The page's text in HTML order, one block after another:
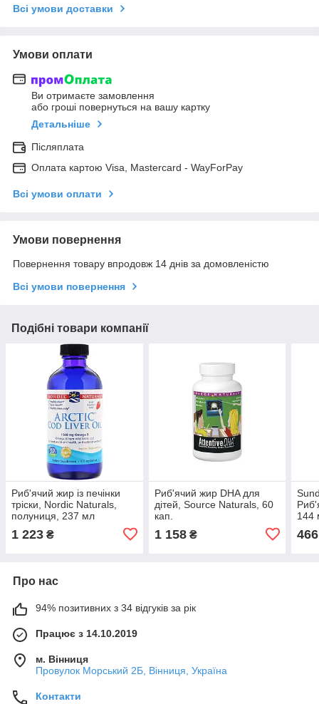
Всі умови доставки
Умови оплати
Ви отримаєте замовлення
або гроші повернуться на вашу картку
Детальніше
Післяплата
Оплата картою Visa, Mastercard - WayForPay
Всі умови оплати
Умови повернення
Повернення товару впродовж 14 днів за домовленістю
Всі умови повернення
Подібні товари компанії
Риб'ячий жир із печінки
тріски, Nordic Naturals,
полуниця, 237 мл
1 223 ₴
Риб'ячий жир DHA для
дітей, Source Naturals, 60
кап.
1 158₴
144
466
Про нас
94% позитивних з 34 відгуків за рік
Працює з 14.10.2019
м. Вінниця
Провулок Морський 2Б, Вінниця, Україна
Контакти